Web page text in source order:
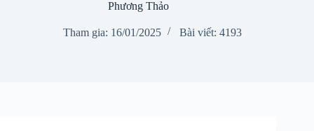
Phương Thảo
Tham gia: 16/01/2025 Bài viết: 4193